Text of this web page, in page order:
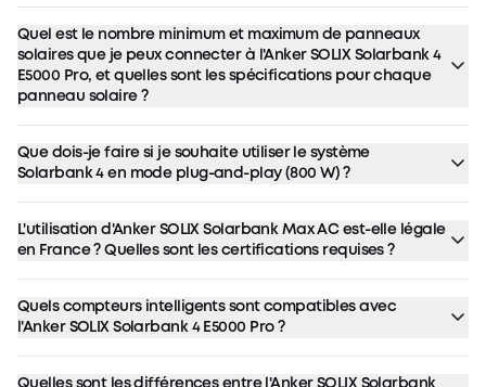
Quel est le nombre minimum et maximum de panneaux
solaires que je peux connecter à l'Anker SOLIX Solarbank 4
E5000 Pro, et quelles sont les spécifications pour chaque
panneau solaire ?
Le Solarbank 4 E5000 Pro dispose de quatre ensembles de
ports d'entrée PV. Le nombre total de panneaux pris en
charge dépend de la méthode de connexion :
d'extension PV (jusqu'à 4 panneaux au total).
- 2 panneaux par port : connexion en parallèle via des
La limite de tension pour chaque MPPT est strictement
fixée à 60 V ; par conséquent, la tension en circuit ouvert
Que dois-je faire si je souhaite utiliser le système
Solarbank 4 en mode plug-and-play (800 W) ?
Le Solarbank 4 E5000 Pro a une capacité de sortie
maximale de 2 500 W. Par défaut, l'appareil est configuré
en usine pour une sortie AC de 800 W.
L'utilisation d'Anker SOLIX Solarbank Max AC est-elle légale
en France ? Quelles sont les certifications requises ?
Oui, son utilisation est tout à fait légale. En France, vous
devez faire appel à un électricien professionnel qualifié
pour réaliser l'installation et obtenir l'attestation de
gestionnaire de réseau en votre nom.
Quels compteurs intelligents sont compatibles avec
l'Anker SOLIX Solarbank 4 E5000 Pro ?
L'Anker SOLIX Solarbank 4 E5000 Pro prend actuellement en
charge l'Anker SOLIX Smart Meter et l'Anker SOLIX Smart
Quelles sont les différences entre l'Anker SOLIX Solarbank